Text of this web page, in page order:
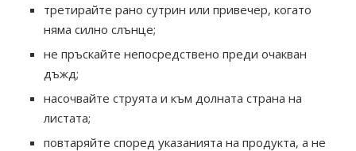
третирайте рано сутрин или привечер, когато
няма силно слънце;
не пръскайте непосредствено преди очакван
дъжд;
насочвайте струята и към долната страна на
листата;
повтаряйте според указанията на продукта, а не